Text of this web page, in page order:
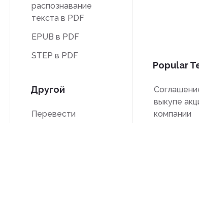
распознавание
текста в PDF
EPUB в PDF
STEP в PDF
Другой
Перевести
Popular
выкупе
компании